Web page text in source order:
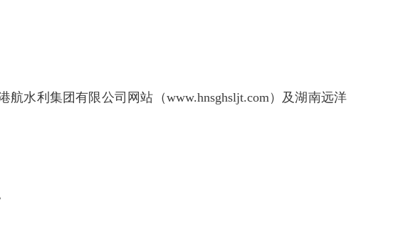
航水利集团有限公司网站（www.hnsghsljt.com）及湖南远洋